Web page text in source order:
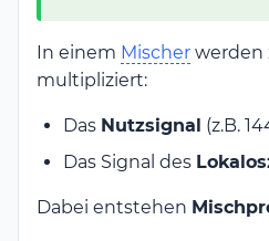
In einem Mischer werden
multipliziert:
Das Nutzsignal (z.B.
Das Signal des
Dabei entstehen